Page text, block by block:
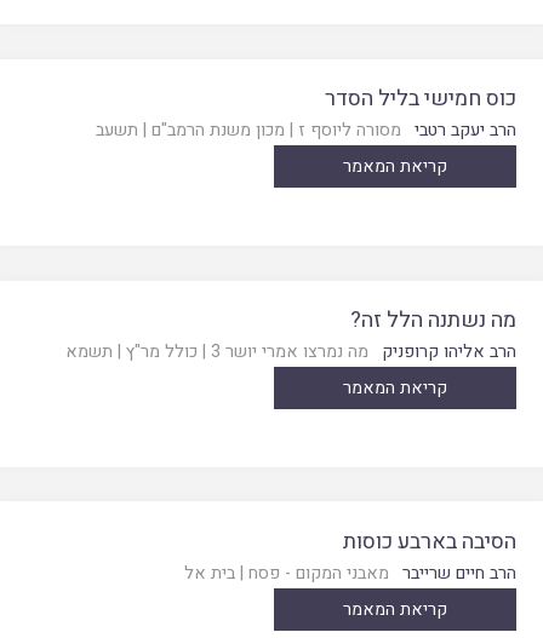
כוס חמישי בליל הסדר
הרב יעקב רטבי מסורה ליוסף ז | מכון משנת הרמב"ם | תשעב
קריאת המאמר
מה נשתנה הלל זה?
הרב אליהו קרופניק מה נמרצו אמרי יושר 3 | כולל מר"ץ | תשמא
קריאת המאמר
הסיבה בארבע כוסות
הרב חיים שרייבר מאבני המקום - פסח |בית אל
קריאת המאמר